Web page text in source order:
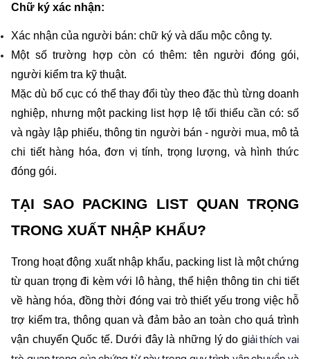
Chữ ký xác nhận:
Xác nhận của người bán: chữ ký và dấu mộc công ty.
Một số trường hợp còn có thêm: tên người đóng gói,
người kiểm tra kỹ thuật.
Mặc dù bố cục có thể thay đổi tùy theo đặc thù từng doanh
nghiệp, nhưng một packing list hợp lệ tối thiểu cần có: số
và ngày lập phiếu, thông tin người bán - người mua, mô tả
chi tiết hàng hóa, đơn vị tính, trọng lượng, và hình thức
đóng gói.
TẠI SAO PACKING LIST QUAN TRỌNG
TRONG XUẤT NHẬP KHẨU?
Trong hoạt động xuất nhập khẩu, packing list là một chứng
từ quan trọng đi kèm với lô hàng, thể hiện thông tin chi tiết
về hàng hóa, đồng thời đóng vai trò thiết yếu trong việc hỗ
trợ kiểm tra, thông quan và đảm bảo an toàn cho quá trình
vận chuyển Quốc tế. Dưới đây là những lý do giải thích vai